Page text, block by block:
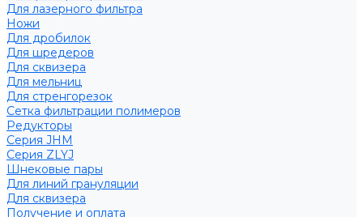
Для лазерного фильтра
Ножи
Для дробилок
Для шредеров
Для сквизера
Для мельниц
Для стренгорезок
Сетка фильтрации полимеров
Редукторы
Серия JHM
Серия ZLYJ
Шнековые пары
Для линий грануляции
Для сквизера
Получение и оплата